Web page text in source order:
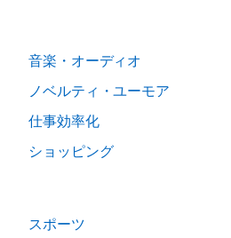
音楽・オーディオ
ノベルティ・ユーモア
仕事効率化
ショッピング
スポーツ